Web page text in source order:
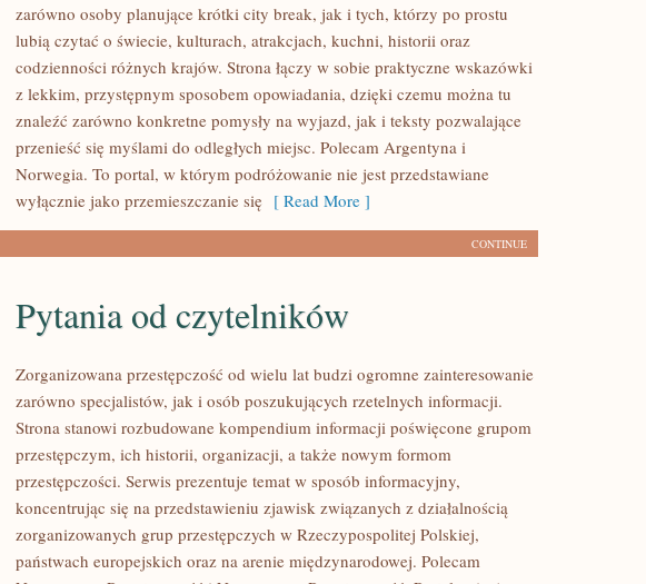
MAKAU
zarówno osoby planujące krótki city break, jak i tych, którzy po prostu
lubią czytać o świecie, kulturach, atrakcjach, kuchni, historii oraz
codzienności różnych krajów. Strona łączy w sobie praktyczne wskazówki
z lekkim, przystępnym sposobem opowiadania, dzięki czemu można tu
znaleźć zarówno konkretne pomysły na wyjazd, jak i teksty pozwalające
przenieść się myślami do odległych miejsc. Polecam Argentyna i
Norwegia. To portal, w którym podróżowanie nie jest przedstawiane
wyłącznie jako przemieszczanie się [ Read More ]
CONTINUE
PYTANIA
CZYTELNIKÓW
Pytania od czytelników
Zorganizowana przestępczość od wielu lat budzi ogromne zainteresowanie
zarówno specjalistów, jak i osób poszukujących rzetelnych informacji.
Strona stanowi rozbudowane kompendium informacji poświęcone grupom
przestępczym, ich historii, organizacji, a także nowym formom
przestępczości. Serwis prezentuje temat w sposób informacyjny,
koncentrując się na przedstawieniu zjawisk związanych z działalnością
zorganizowanych grup przestępczych w Rzeczypospolitej Polskiej,
państwach europejskich oraz na arenie międzynarodowej. Polecam